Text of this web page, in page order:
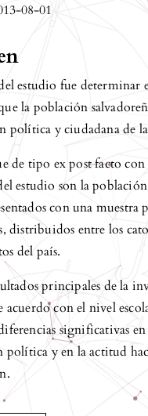
08-01
estudio fue determinar
la población
política y ciudadana de
de tipo ex post facto con
estudio son la
con una muestra
distribuidos entre los
del país.
principales de la
acuerdo con el nivel
significativas
política y en la actitud